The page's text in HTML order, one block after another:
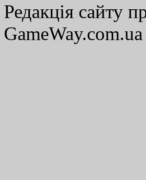
Редакція сайту
GameWay.com.ua